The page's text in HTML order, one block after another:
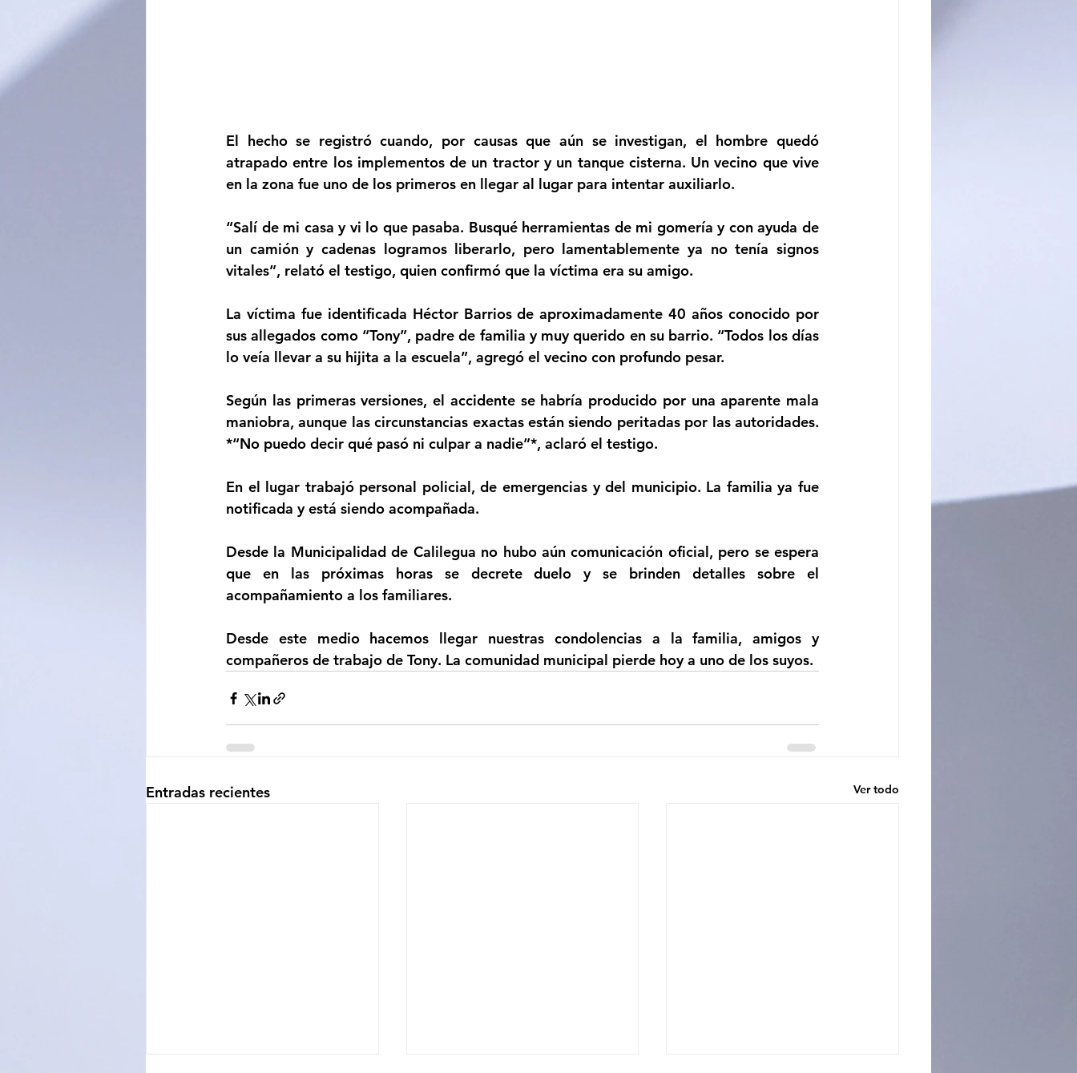
El hecho se registró cuando, por causas que aún se investigan, el hombre quedó
atrapado entre los implementos de un tractor y un tanque cisterna. Un vecino que vive
en la zona fue uno de los primeros en llegar al lugar para intentar auxiliarlo.
“Salí de mi casa y vi lo que pasaba. Busqué herramientas de mi gomería y con ayuda de
un camión y cadenas logramos liberarlo, pero lamentablemente ya no tenía signos
vitales”, relató el testigo, quien confirmó que la víctima era su amigo.
La víctima fue identificada Héctor Barrios de aproximadamente 40 años conocido por
sus allegados como “Tony”, padre de familia y muy querido en su barrio. “Todos los días
lo veía llevar a su hijita a la escuela”, agregó el vecino con profundo pesar.
Según las primeras versiones, el accidente se habría producido por una aparente mala
maniobra, aunque las circunstancias exactas están siendo peritadas por las autoridades.
*“No puedo decir qué pasó ni culpar a nadie”*, aclaró el testigo.
En el lugar trabajó personal policial, de emergencias y del municipio. La familia ya fue
notificada y está siendo acompañada.
Desde la Municipalidad de Calilegua no hubo aún comunicación oficial, pero se espera
que en las próximas horas se decrete duelo y se brinden detalles sobre el
acompañamiento a los familiares.
Desde este medio hacemos llegar nuestras condolencias a la familia, amigos y
compañeros de trabajo de Tony. La comunidad municipal pierde hoy a uno de los suyos.
Entradas recientes Ver todo